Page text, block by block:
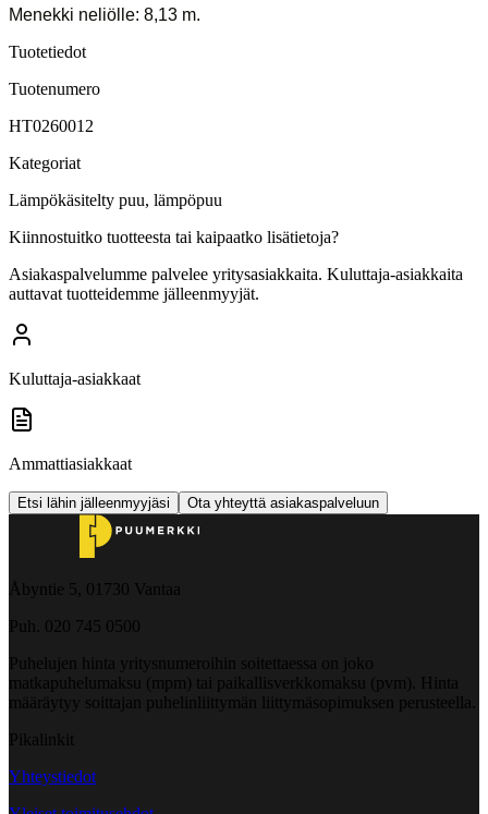
Menekki neliölle: 8,13 m.
Tuotetiedot
Tuotenumero
HT0260012
Kategoriat
Lämpökäsitelty puu, lämpöpuu
Kiinnostuitko tuotteesta tai kaipaatko lisätietoja?
Asiakaspalvelumme palvelee yritysasiakkaita. Kuluttaja-asiakkaita
auttavat tuotteidemme jälleenmyyjät.
Kuluttaja-asiakkaat
Ammattiasiakkaat
Etsi lähin jälleenmyyjäsi Ota yhteyttä asiakaspalveluun
Åbyntie 5, 01730 Vantaa
Puh. 020 745 0500
Puhelujen hinta yritysnumeroihin soitettaessa on joko
matkapuhelumaksu (mpm) tai paikallisverkkomaksu (pvm). Hinta
määräytyy soittajan puhelinliittymän liittymäsopimuksen perusteella.
Pikalinkit
Yhteystiedot